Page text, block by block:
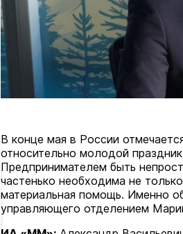
В конце мая в России
относительно молодой
Предпринимателем быть
частенько необходима не
материальная помощь. Именно
управляющего отделением